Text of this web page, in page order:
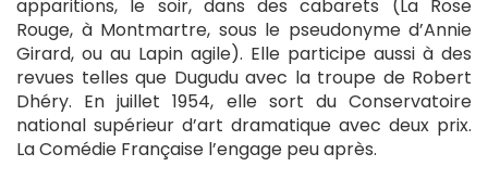
apparitions, le soir, dans des cabarets (La Rose
Rouge, à Montmartre, sous le pseudonyme d’Annie
Girard, ou au Lapin agile). Elle participe aussi à des
revues telles que Dugudu avec la troupe de Robert
Dhéry. En juillet 1954, elle sort du Conservatoire
national supérieur d’art dramatique avec deux prix.
La Comédie Française l’engage peu après.